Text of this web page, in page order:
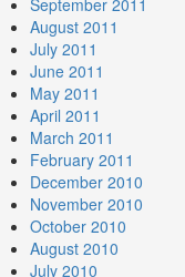
September 2011
August 2011
July 2011
June 2011
May 2011
April 2011
March 2011
February 2011
December 2010
November 2010
October 2010
August 2010
July 2010